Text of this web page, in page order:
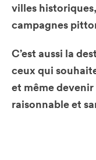
villes
campagnes
C’est aussi la
ceux qui
et même
raisonnable et